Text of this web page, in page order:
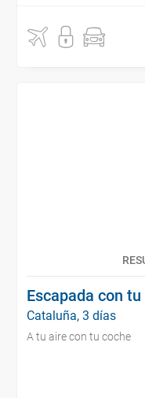
Escapada con
Cataluña, 3 días
A tu aire con tu coche